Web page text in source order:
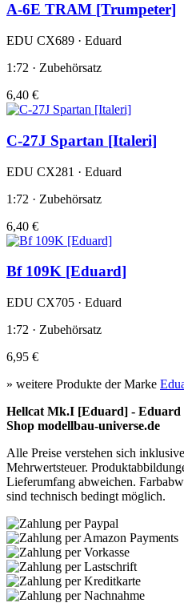
A-6E TRAM [Trumpeter]
EDU CX689 · Eduard
1:72 · Zubehörsatz
6,40 €
C-27J Spartan [Italeri]
EDU CX281 · Eduard
1:72 · Zubehörsatz
6,40 €
Bf 109K [Eduard]
EDU CX705 · Eduard
1:72 · Zubehörsatz
6,95 €
» weitere Produkte der Marke
Hellcat Mk.I [Eduard] - Eduard
Shop modellbau-universe.de
Alle Preise verstehen sich
Mehrwertsteuer.
Lieferumfang abweichen.
sind technisch bedingt möglich.